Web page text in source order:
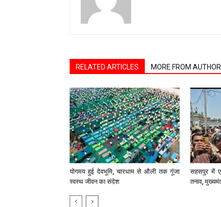
RELATED ARTICLES MORE FROM AUTHOR
योगमय हुई देवभूमि, चारधाम से औली तक गूंजा
स्वस्थ जीवन का संदेश
सहसपुर में
तनाव,